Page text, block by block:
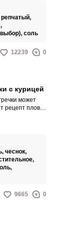
курицей и
репчатый,
соль
12239 0
с курицей
может
рецепт плова
чеснок,
9665 0